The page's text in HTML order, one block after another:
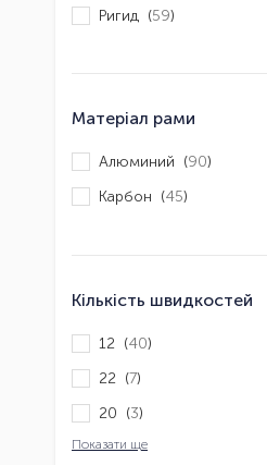
Ригид (59)
Матеріал рами
Алюминий (90)
Карбон (45)
Кількість швидкостей
12 (40)
22 (7)
20 (3)
Показати ще